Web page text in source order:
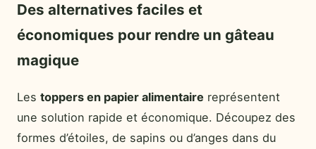
Des alternatives faciles et
économiques pour rendre un gâteau
magique
Les toppers en papier alimentaire représentent
une solution rapide et économique. Découpez des
formes d’étoiles, de sapins ou d’anges dans du